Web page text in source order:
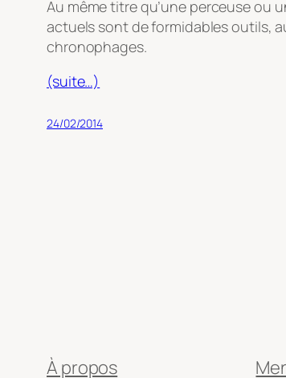
Au même titre qu’une perceuse ou
actuels sont de formidables outils,
chronophages.
(suite…)
24/02/2014
À propos